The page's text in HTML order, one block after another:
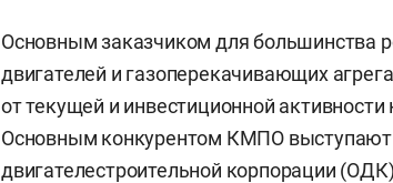
Основным заказчиком для большинства
двигателей и газоперекачивающих
от текущей и инвестиционной
Основным конкурентом КМПО
двигателестроительной корпорации (ОДК